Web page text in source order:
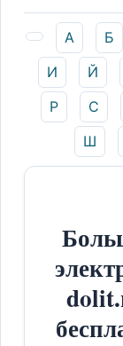
А Б
И
Й
Р
С
Ш